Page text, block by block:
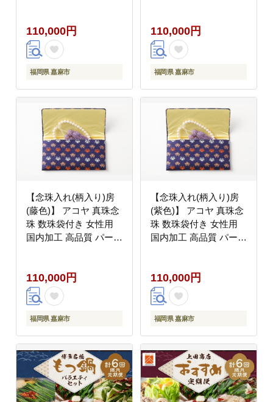
110,000円
福岡県 嘉麻市
110,000円
福岡県 嘉麻市
【念珠入れ(柄入り)房
(藤色)】 アコヤ 真珠念
珠 数珠袋付き 女性用
国内加工 高品質 パール
110,000円
福岡県 嘉麻市
【念珠入れ(柄入り)房
(紫色)】 アコヤ 真珠念
珠 数珠袋付き 女性用
国内加工 高品質 パール
110,000円
福岡県 嘉麻市